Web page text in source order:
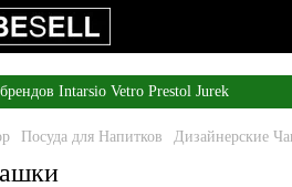
Intarsio Vetro Prestol Jurek
Посуда для Напитков Дизайнерские